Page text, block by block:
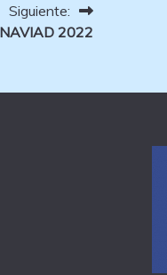
Siguiente:
2022